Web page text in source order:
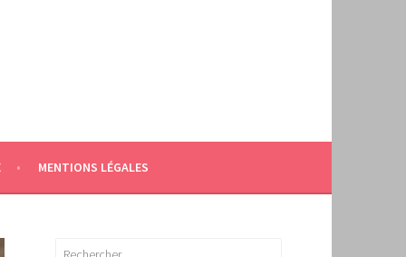
MENTIONS LÉGALES
Rechercher :